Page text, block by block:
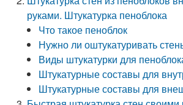
руками. Штукатурка пеноблока
Что такое пеноблок
Нужно ли оштукатуривать
Виды штукатурки для
Штукатурные составы для
Штукатурные составы для